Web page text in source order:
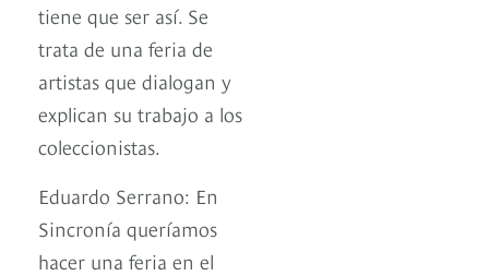
tiene que ser así. Se
trata de una feria de
artistas que dialogan y
explican su trabajo a los
coleccionistas.
Eduardo Serrano: En
Sincronía queríamos
hacer una feria en el